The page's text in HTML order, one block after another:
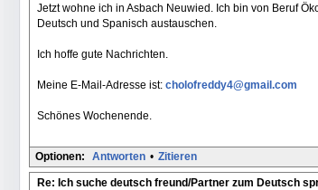
Jetzt wohne ich in Asbach Neuwied. Ich bin von Beruf
Deutsch und Spanisch austauschen.
Ich hoffe gute Nachrichten.
Meine E-Mail-Adresse ist: cholofreddy4@gmail.com
Schönes Wochenende.
Optionen: Antworten • Zitieren
Re: Ich suche deutsch freund/Partner zum Deutsch